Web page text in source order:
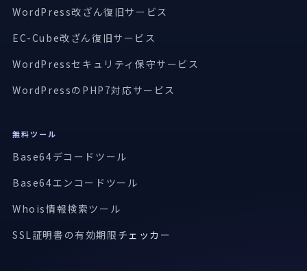
WordPress改ざん復旧サービス
EC-Cube改ざん復旧サービス
WordPressセキュリティ保守サービス
WordPressのPHP7対応サービス
無料ツール
Base64デコードツール
Base64エンコードツール
Whois情報検索ツール
SSL証明書の有効期限 チェッカー